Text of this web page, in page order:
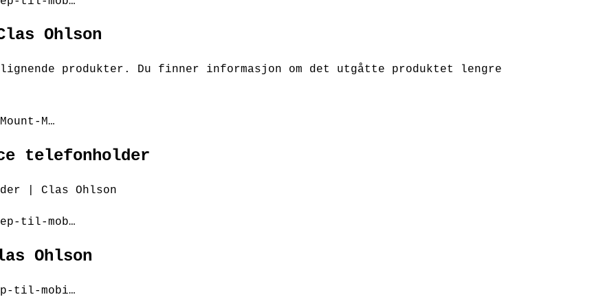
Ohlson
produkter. Du finner informasjon om det utgåtte produktet lengre
M…
telefonholder
| Clas Ohlson
til-mob…
Ohlson
til-mobi…